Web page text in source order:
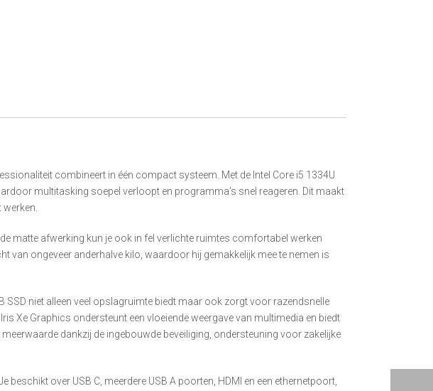
combineert in één compact systeem. Met de Intel Core i5 1334U
multitasking soepel verloopt en programma’s snel reageren. Dit maakt
werken.
matte afwerking kun je ook in fel verlichte ruimtes comfortabel werken
van ongeveer anderhalve kilo, waardoor hij gemakkelijk mee te nemen is
niet alleen veel opslagruimte biedt maar ook zorgt voor razendsnelle
Xe Graphics ondersteunt een vloeiende weergave van multimedia en biedt
dankzij de ingebouwde beveiliging, ondersteuning voor zakelijke
over USB C, meerdere USB A poorten, HDMI en een ethernetpoort,